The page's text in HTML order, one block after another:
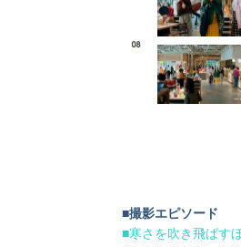
■撮影エピソード
■寒さを吹き飛ばす